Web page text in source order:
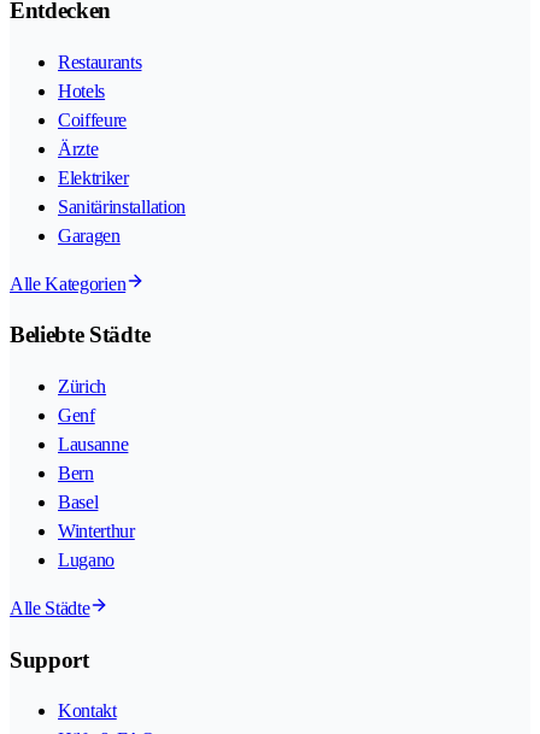
Entdecken
Restaurants
Hotels
Coiffeure
Ärzte
Elektriker
Sanitärinstallation
Garagen
Alle Kategorien
Beliebte Städte
Zürich
Genf
Lausanne
Bern
Basel
Winterthur
Lugano
Alle Städte
Support
Kontakt